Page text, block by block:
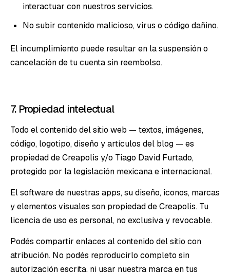
interactuar con nuestros servicios.
No subir contenido malicioso, virus o código dañino.
El incumplimiento puede resultar en la suspensión o
cancelación de tu cuenta sin reembolso.
7. Propiedad intelectual
Todo el contenido del sitio web — textos, imágenes,
código, logotipo, diseño y artículos del blog — es
propiedad de Creapolis y/o Tiago David Furtado,
protegido por la legislación mexicana e internacional.
El software de nuestras apps, su diseño, iconos, marcas
y elementos visuales son propiedad de Creapolis. Tu
licencia de uso es personal, no exclusiva y revocable.
Podés compartir enlaces al contenido del sitio con
atribución. No podés reproducirlo completo sin
autorización escrita, ni usar nuestra marca en tus